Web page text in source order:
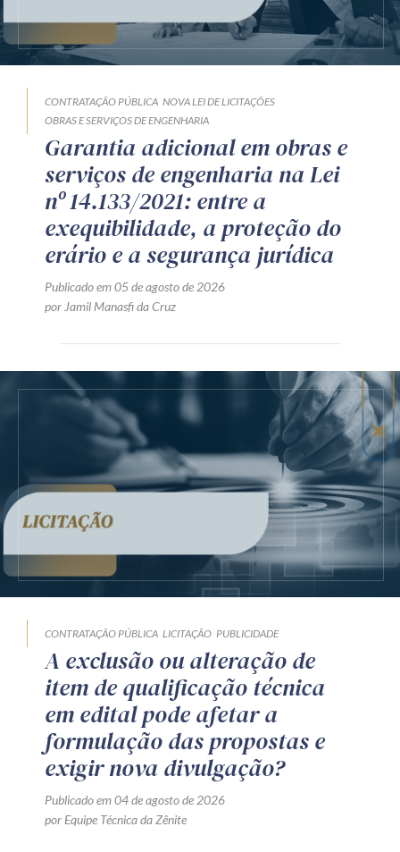
CONTRATAÇÃO PÚBLICA NOVA LEI DE LICITAÇÕES
OBRAS E SERVIÇOS DE ENGENHARIA
Garantia adicional em obras e
serviços de engenharia na Lei
nº 14.133/2021: entre a
exequibilidade, a proteção do
erário e a segurança jurídica
Publicado em 05 de agosto de 2026
por Jamil Manasfi da Cruz
CONTRATAÇÃO PÚBLICA LICITAÇÃO PUBLICIDADE
A exclusão ou alteração de
item de qualificação técnica
em edital pode afetar a
formulação das propostas e
exigir nova divulgação?
Publicado em 04 de agosto de 2026
por Equipe Técnica da Zênite